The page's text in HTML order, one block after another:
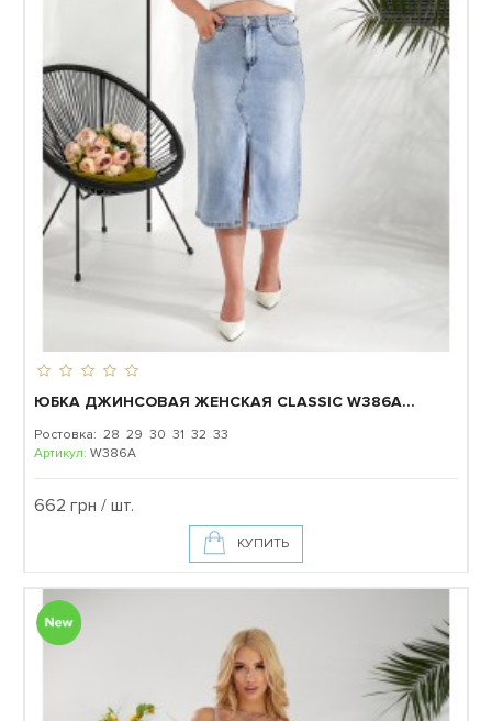
ЮБКА ДЖИНСОВАЯ ЖЕНСКАЯ CLASSIC W386A...
Ростовка: 28 29 30 31 32 33
Артикул: W386A
662 грн / шт.
КУПИТЬ